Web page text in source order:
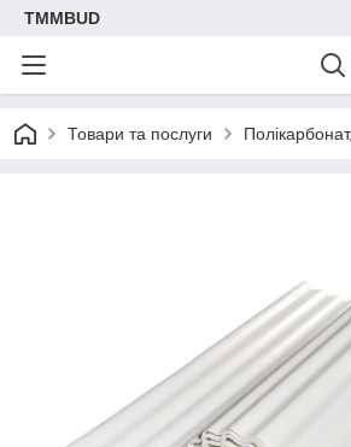
TMMBUD
Товари та послуги